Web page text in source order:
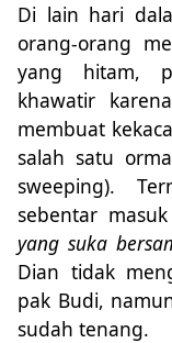
Di lain hari
orang-orang
yang hitam,
khawatir
membuat
salah satu
sweeping).
sebentar
yang suka
Dian tidak
pak Budi,
sudah tenang.